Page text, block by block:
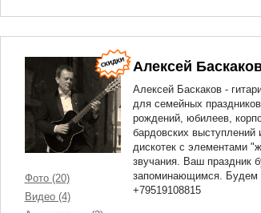
Фото (20)
Видео (4)
Алексей
Алексей Баскаков -
для семейных
рождений, юбилеев,
бардовских выступлений
дискотек с элементами
звучания. Ваш праздник
запоминающимся. Будем
+79519108815